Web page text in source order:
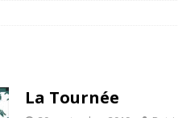
]
La Tournée